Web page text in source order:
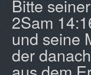
Bitte
2Sam
und seine
der